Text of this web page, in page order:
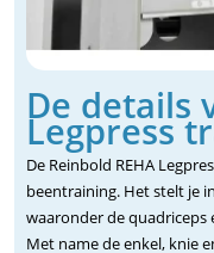
De details
Legpress
De Reinbold REHA
beentraining. Het stelt je
waaronder de
Met name de enkel, knie